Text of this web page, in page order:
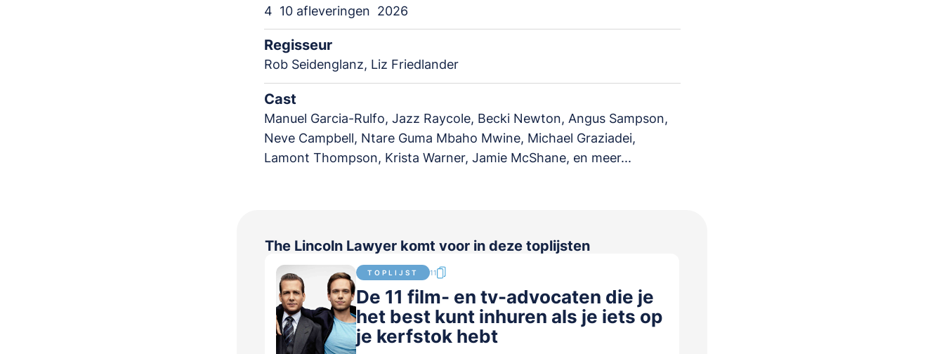
4 10 afleveringen 2026
Regisseur
Rob Seidenglanz, Liz Friedlander
Cast
Manuel Garcia-Rulfo, Jazz Raycole, Becki Newton, Angus Sampson,
Neve Campbell, Ntare Guma Mbaho Mwine, Michael Graziadei,
Lamont Thompson, Krista Warner, Jamie McShane, en meer...
The Lincoln Lawyer komt voor in deze toplijsten
TOPLIJST 11
De 11 film- en tv-advocaten die je
het best kunt inhuren als je iets op
je kerfstok hebt